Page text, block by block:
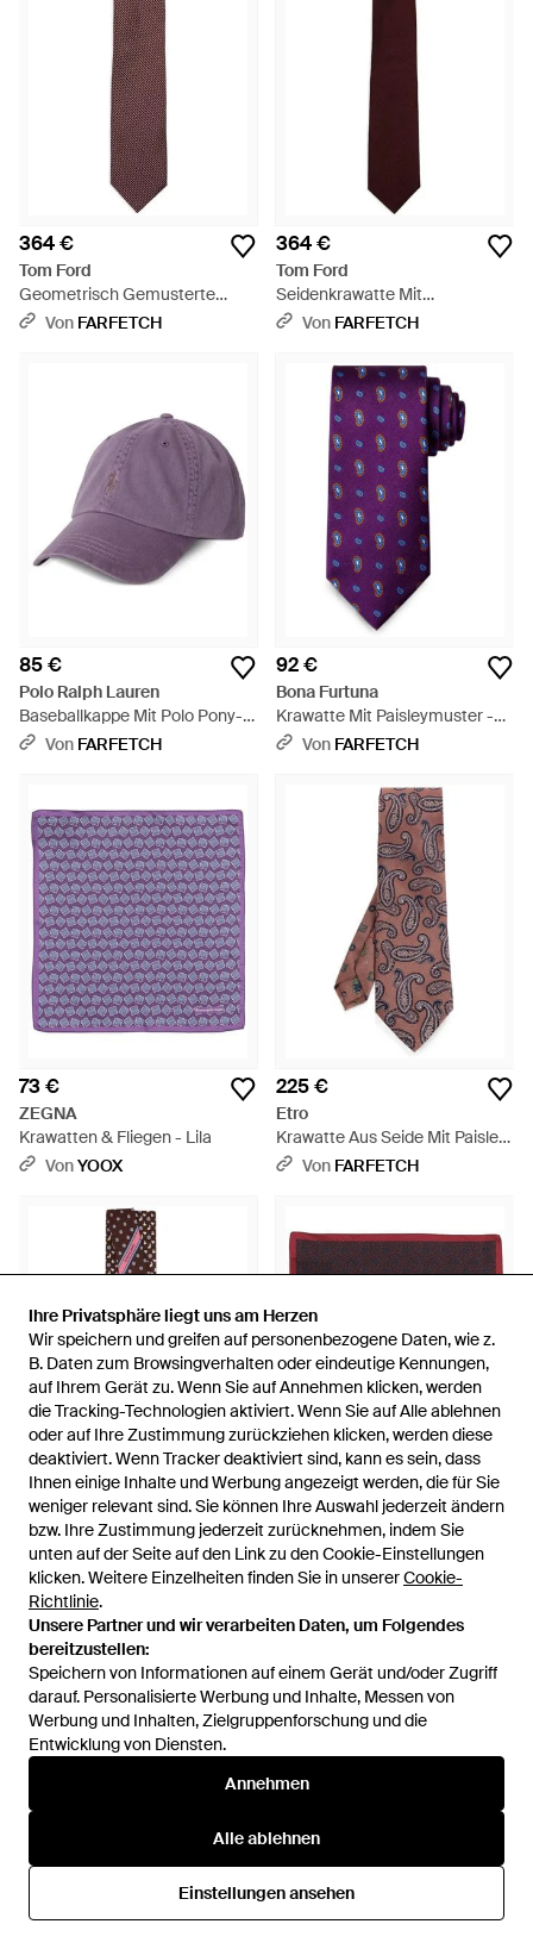
Ihre Privatsphäre liegt uns am Herzen
Wir speichern und greifen auf personenbezogene Daten, wie z.
B. Daten zum Browsingverhalten oder eindeutige Kennungen,
auf Ihrem Gerät zu. Wenn Sie auf Annehmen klicken, werden
die Tracking-Technologien aktiviert. Wenn Sie auf Alle ablehnen
oder auf Ihre Zustimmung zurückziehen klicken, werden diese
deaktiviert. Wenn Tracker deaktiviert sind, kann es sein, dass
Ihnen einige Inhalte und Werbung angezeigt werden, die für Sie
weniger relevant sind. Sie können Ihre Auswahl jederzeit ändern
bzw. Ihre Zustimmung jederzeit zurücknehmen, indem Sie
unten auf der Seite auf den Link zu den Cookie-Einstellungen
klicken. Weitere Einzelheiten finden Sie in unsererCookie-
Richtlinie.
Unsere Partner und wir verarbeiten Daten, um Folgendes
bereitzustellen:
Speichern von Informationen auf einem Gerät und/oder Zugriff
darauf. Personalisierte Werbung und Inhalte, Messen von
Werbung und Inhalten, Zielgruppenforschung und die
Entwicklung von Diensten.
Annehmen
Alle ablehnen
Einstellungen ansehen
Ihre Privatsphäre liegt uns am Herzen
Wir speichern und greifen auf personenbezogene Daten, wie z.
B. Daten zum Browsingverhalten oder eindeutige Kennungen,
auf Ihrem Gerät zu. Wenn Sie auf Annehmen klicken, werden
die Tracking-Technologien aktiviert. Wenn Sie auf Alle ablehnen
oder auf Ihre Zustimmung zurückziehen klicken, werden diese
deaktiviert. Wenn Tracker deaktiviert sind, kann es sein, dass
Ihnen einige Inhalte und Werbung angezeigt werden, die für Sie
weniger relevant sind. Sie können Ihre Auswahl jederzeit ändern
bzw. Ihre Zustimmung jederzeit zurücknehmen, indem Sie
unten auf der Seite auf den Link zu den Cookie-Einstellungen
klicken. Weitere Einzelheiten finden Sie in unsererCookie-
Richtlinie.
Unsere Partner und wir verarbeiten Daten, um Folgendes
bereitzustellen:
Speichern von Informationen auf einem Gerät und/oder Zugriff
darauf. Personalisierte Werbung und Inhalte, Messen von
Werbung und Inhalten, Zielgruppenforschung und die
Entwicklung von Diensten.
Annehmen
Alle ablehnen
Einstellungen ansehen
364 €
Tom Ford
Geometrisch Gemusterte
Krawatte - Lila
Von FARFETCH
364 €
Tom Ford
Seidenkrawatte Mit
Hahnentrittmuster - Lila
Von FARFETCH
85 €
Polo Ralph Lauren
Baseballkappe Mit Polo Pony-
Stickerei - Lila
Von FARFETCH
92 €
Bona Furtuna
Krawatte Mit Paisleymuster -
Lila Von FARFETCH
73 €
ZEGNA
Krawatten & Fliegen - Lila
VonYOOX
225 €
Etro
Krawatte Aus Seide Mit Paisley-
Print - Lila
Von FARFETCH
294 €
Ferragamo
Krawatte Mit Tiere-Print - Lila
Von FARFETCH
70 €68 €
ZEGNA
Schal - Lila
Von YOOX
SALE